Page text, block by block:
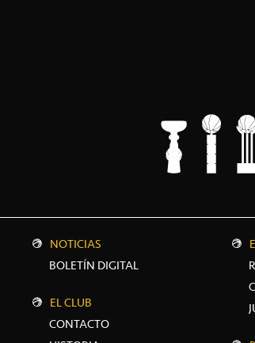
NOTICIAS
BOLETÍN DIGITAL
EL CLUB
CONTACTO